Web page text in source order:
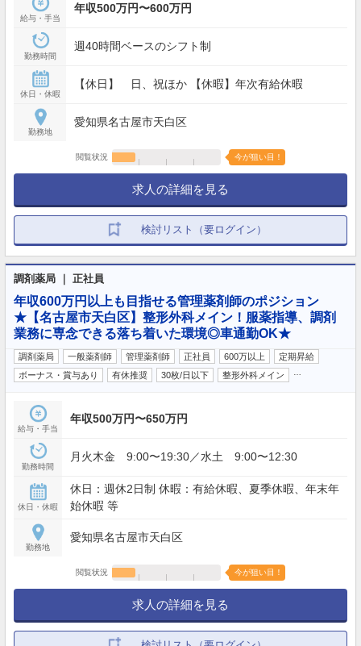
給与・手当
年収500万円〜600万円
勤務時間
週40時間ベースのシフト制
休日・休暇
【休日】 日、祝ほか 【休暇】年次有給休暇
勤務地
愛知県名古屋市天白区
閲覧状況 今が狙い目！
求人の詳細を見る
検討リスト（要ログイン）
調剤薬局 ｜ 正社員
年収600万円以上も目指せる管理薬剤師のポジション
★【名古屋市天白区】整形外科メイン！服薬指導、調剤
業務に専念できる落ち着いた環境◎車通勤OK★
調剤薬局 一般薬剤師 管理薬剤師 正社員 600万以上
定期昇給
ボーナス・賞与あり
有休推奨 30枚/日以下 整形外科メイン
給与・手当
年収500万円〜650万円
勤務時間
月火木金 9:00〜19:30／水土 9:00〜12:30
休日・休暇
休日：週休2日制 休暇：有給休暇、夏季休暇、年末年
始休暇 等
勤務地
愛知県名古屋市天白区
閲覧状況 今が狙い目！
求人の詳細を見る